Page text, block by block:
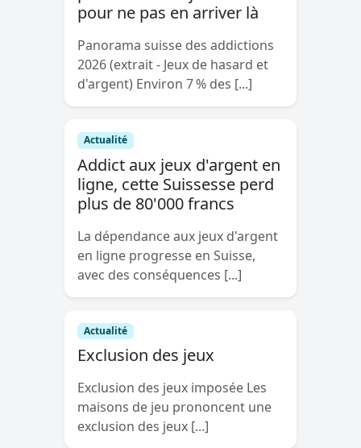
pour ne pas en arriver là
Panorama suisse des addictions
2026 (extrait - Jeux de hasard et
d'argent) Environ 7 % des [...]
Actualité
Addict aux jeux d'argent en
ligne, cette Suissesse perd
plus de 80'000 francs
La dépendance aux jeux d'argent
en ligne progresse en Suisse,
avec des conséquences [...]
Actualité
Exclusion des jeux
Exclusion des jeux imposée Les
maisons de jeu prononcent une
exclusion des jeux [...]